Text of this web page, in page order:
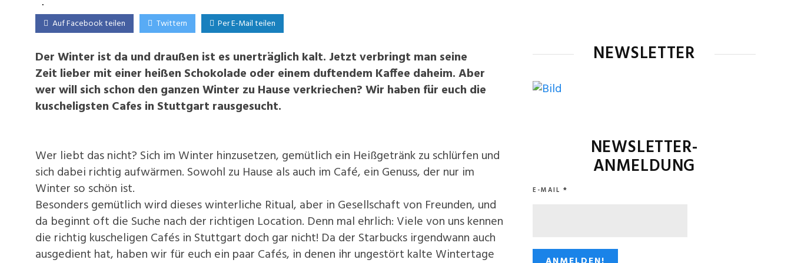
Auf Facebook teilen Twittern Per E-Mail teilen
Der Winter ist da und draußen ist es unerträglich kalt. Jetzt verbringt man seine
Zeit lieber mit einer heißen Schokolade oder einem duftendem Kaffee daheim. Aber
wer will sich schon den ganzen Winter zu Hause verkriechen? Wir haben für euch die
kuscheligsten Cafes in Stuttgart rausgesucht.
Wer liebt das nicht? Sich im Winter hinzusetzen, gemütlich ein Heißgetränk zu schlürfen und
sich dabei richtig aufwärmen. Sowohl zu Hause als auch im Café, ein Genuss, der nur im
Winter so schön ist.
Besonders gemütlich wird dieses winterliche Ritual, aber in Gesellschaft von Freunden, und
da beginnt oft die Suche nach der richtigen Location. Denn mal ehrlich: Viele von uns kennen
die richtig kuscheligen Cafés in Stuttgart doch gar nicht! Da der Starbucks irgendwann auch
ausgedient hat, haben wir für euch ein paar Cafés, in denen ihr ungestört kalte Wintertage
NEWSLETTER
NEWSLETTER-
ANMELDUNG
E-MAIL *